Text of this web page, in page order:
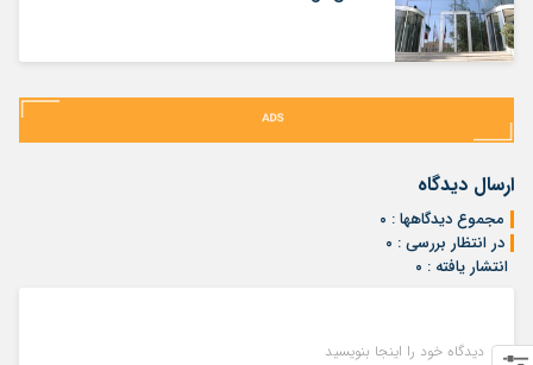
ارسال دیدگاه
مجموع دیدگاهها : ۰
در انتظار بررسی : ۰
انتشار یافته : ۰
دیدگاه خود را اینجا بنویسید